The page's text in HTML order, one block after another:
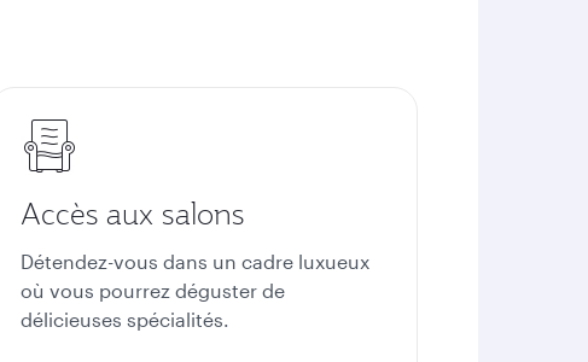
Accès aux salons
Détendez-vous dans un cadre luxueux
où vous pourrez déguster de
délicieuses spécialités.